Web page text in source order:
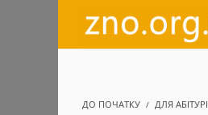
ДО ПОЧАТКУ ДЛЯ